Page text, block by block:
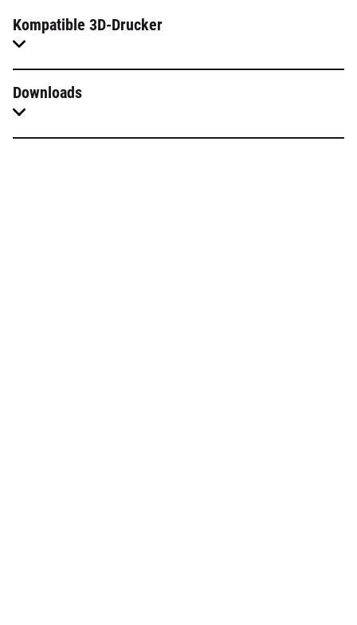
Kompatible 3D-Drucker
Downloads